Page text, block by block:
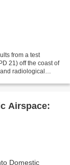
from a test
21) off the coast of
radiological
Airspace: